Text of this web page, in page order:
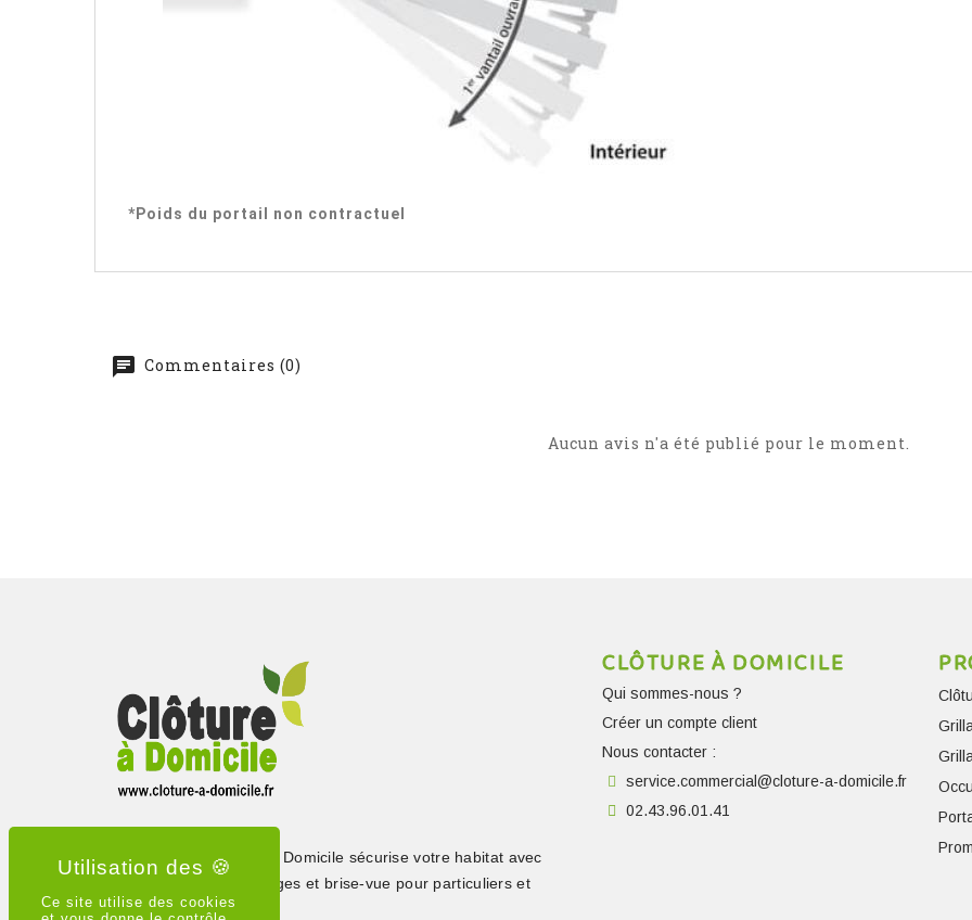
*Poids du portail non contractuel
Commentaires (0)
Aucun avis n'a été publié pour le moment.
Depuis 2015, Clôture à Domicile sécurise votre habitat avec
clôtures, portails, grillages et brise-vue pour particuliers et
professionnels
CLÔTURE À DOMICILE
Qui sommes-nous ?
Créer un compte client
Nous contacter :
service.commercial@cloture-a-domicile.fr
02.43.96.01.41
Ce site utilise des cookies